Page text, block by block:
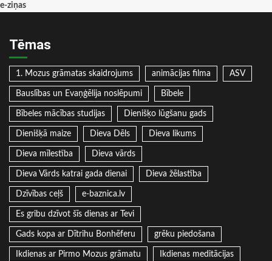
e-ziņas
Tēmas
1. Mozus grāmatas skaidrojums animācijas filma ASV
Bauslības un Evaņģēlija noslēpumi Bībele
Bībeles mācības studijas Dienišķo lūgšanu gads
Dienišķā maize Dieva Dēls Dieva likums
Dieva mīlestība Dieva vārds
Dieva Vārds katrai gada dienai Dieva žēlastība
Dzīvības ceļš e-baznica.lv
Es gribu dzīvot šīs dienas ar Tevi
Gads kopa ar Dītrihu Bonhēferu grēku piedošana
Ikdienas ar Pirmo Mozus grāmatu Ikdienas meditācijas